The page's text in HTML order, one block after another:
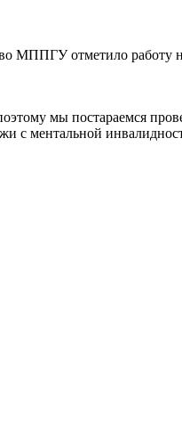
МППГУ отметило работу
мы постараемся
с ментальной